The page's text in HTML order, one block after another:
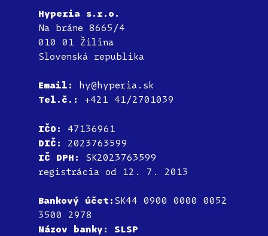
Hyperia s.r.o.
Na bráne 8665/4
010 01 Žilina
Slovenská republika
Email: hy@hyperia.sk
Tel.č.:
+421 41/2701039
IČO:
47136961
DIČ:
2023763599
IČ DPH:
SK2023763599
registrácia od 12. 7. 2013
Bankový účet: SK44 0900 0000 0052
3500 2978
Názov banky: SLSP